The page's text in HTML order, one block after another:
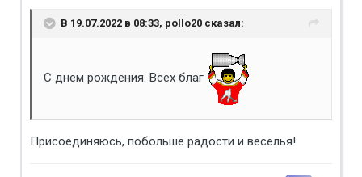
В 19.07.2022 в 08:33, pollo20 сказал:
С днем рождения. Всех благ
Присоединяюсь, побольше радости и веселья!